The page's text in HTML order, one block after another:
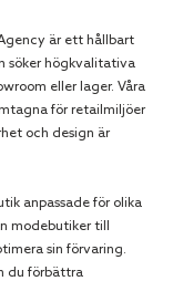
är ett hållbart
söker högkvalitativa
eller lager. Våra
för retailmiljöer
och design är
anpassade för olika
modebutiker till
sin förvaring.
du förbättra